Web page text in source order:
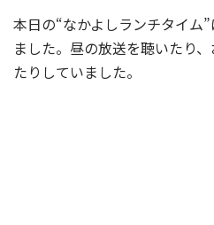
本日の“なかよしランチタイム
ました。昼の放送を聴いたり
たりしていました。